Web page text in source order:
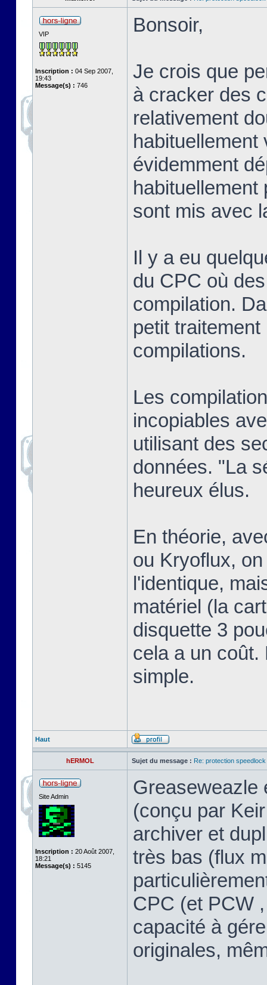
VIP
Inscription : 04 Sep 2007,
19:43
Message(s) : 746
Bonsoir,
Je crois que
à cracker des
relativement
habituellement
évidemment
sont mis avec
Il y a eu
du CPC où
compilation.
petit
compilations.
Les
incopiables
utilisant des
données. "La
heureux élus.
En théorie,
ou Kryoflux,
l'identique,
matériel (la
disquette 3
cela a un coût.
simple.
Haut
hERMOL Sujet du message : Re: protection
Site Admin
Inscription : 20 Août 2007,
18:21
Message(s) : 5145
Greaseweazle
(conçu par
archiver et
très bas (flux
CPC (et PCW
capacité à
originales,